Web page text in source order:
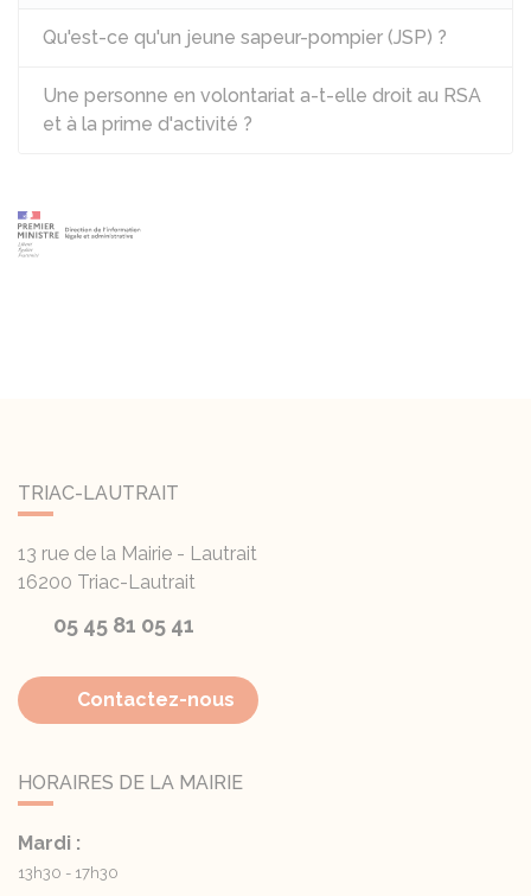
Qu'est-ce qu'un jeune sapeur-pompier (JSP) ?
Une personne en volontariat a-t-elle droit au RSA
et à la prime d'activité ?
TRIAC-LAUTRAIT
13 rue de la Mairie - Lautrait
16200 Triac-Lautrait
05 45 81 05 41
Contactez-nous
HORAIRES DE LA MAIRIE
Mardi :
13h30 - 17h30